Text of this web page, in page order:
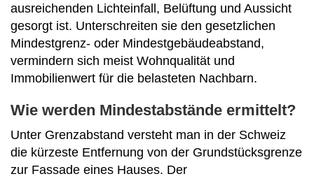
ausreichenden Lichteinfall, Belüftung und Aussicht
gesorgt ist. Unterschreiten sie den gesetzlichen
Mindestgrenz- oder Mindestgebäudeabstand,
vermindern sich meist Wohnqualität und
Immobilienwert für die belasteten Nachbarn.
Wie werden Mindestabstände ermittelt?
Unter Grenzabstand versteht man in der Schweiz
die kürzeste Entfernung von der Grundstücksgrenze
zur Fassade eines Hauses. Der